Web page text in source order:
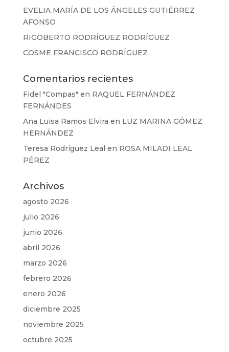
EVELIA MARÍA DE LOS ÁNGELES GUTIÉRREZ
AFONSO
RIGOBERTO RODRÍGUEZ RODRÍGUEZ
COSME FRANCISCO RODRÍGUEZ
Comentarios recientes
Fidel "Compas" en RAQUEL FERNÁNDEZ
FERNÁNDES
Ana Luisa Ramos Elvira en LUZ MARINA GÓMEZ
HERNÁNDEZ
Teresa Rodríguez Leal en ROSA MILADI LEAL
PÉREZ
Archivos
agosto 2026
julio 2026
junio 2026
abril 2026
marzo 2026
febrero 2026
enero 2026
diciembre 2025
noviembre 2025
octubre 2025